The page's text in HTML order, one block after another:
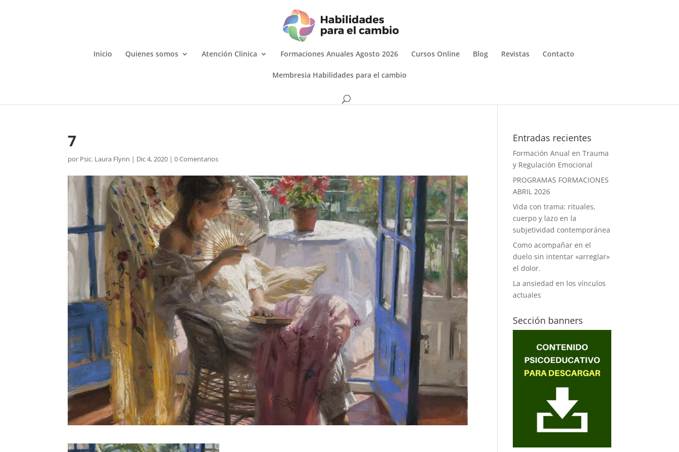
Inicio Quienes somos Atención Clinica Formaciones Anuales Agosto 2026 Cursos Online Blog Revistas Contacto
Membresia Habilidades para el cambio
7
por Psic. Laura Flynn | Dic 4, 2020 |0 Comentarios
Entradas recientes
Formación Anual en Trauma
y Regulación Emocional
PROGRAMAS FORMACIONES
ABRIL 2026
Vida con trama: rituales,
cuerpo y lazo en la
subjetividad contemporánea
Como acompañar en el
duelo sin intentar «arreglar»
el dolor.
La ansiedad en los vínculos
actuales
Sección banners